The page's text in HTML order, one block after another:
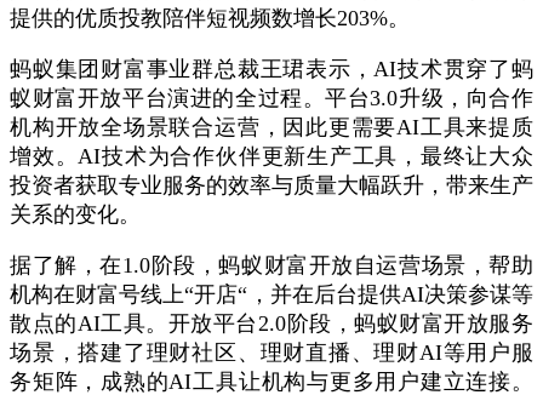
提供的优质投教陪伴短视频数增长203%。
蚂蚁集团财富事业群总裁王珺表示，AI技术贯穿了蚂
蚁财富开放平台演进的全过程。平台3.0升级，向合作
机构开放全场景联合运营，因此更需要AI工具来提质
增效。AI技术为合作伙伴更新生产工具，最终让大众
投资者获取专业服务的效率与质量大幅跃升，带来生产
关系的变化。
据了解，在1.0阶段，蚂蚁财富开放自运营场景，帮助
机构在财富号线上“开店“，并在后台提供AI决策参谋等
散点的AI工具。开放平台2.0阶段，蚂蚁财富开放服务
场景，搭建了理财社区、理财直播、理财AI等用户服
务矩阵，成熟的AI工具让机构与更多用户建立连接。